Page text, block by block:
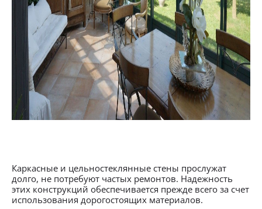
Каркасные и цельностеклянные стены прослужат
долго, не потребуют частых ремонтов. Надежность
этих конструкций обеспечивается прежде всего за счет
использования дорогостоящих материалов.